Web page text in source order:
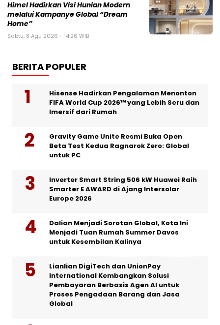
Himel Hadirkan Visi Hunian Modern
melalui Kampanye Global “Dream
Home”
Sabtu, 8 Agu 2026 - 14:26 WIB
BERITA POPULER
Hisense Hadirkan Pengalaman Menonton
FIFA World Cup 2026™ yang Lebih Seru dan
Imersif dari Rumah
Gravity Game Unite Resmi Buka Open
Beta Test Kedua Ragnarok Zero: Global
untuk PC
Inverter Smart String 506 kW Huawei Raih
Smarter E AWARD di Ajang Intersolar
Europe 2026
Dalian Menjadi Sorotan Global, Kota Ini
Menjadi Tuan Rumah Summer Davos
untuk Kesembilan Kalinya
Lianlian DigiTech dan UnionPay
International Kembangkan Solusi
Pembayaran Berbasis Agen AI untuk
Proses Pengadaan Barang dan Jasa
Global